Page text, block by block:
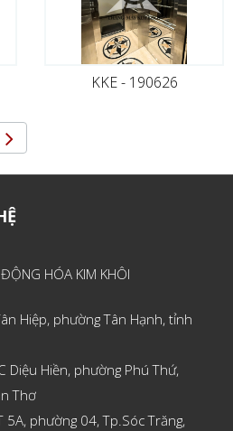
KKE - 190626
HÓA KIM KHÔI
Hiệp, phường Tân Hạnh, tỉnh
Diệu Hiền, phường Phú Thứ,
Thơ
5A, phường 04, Tp.Sóc Trăng,